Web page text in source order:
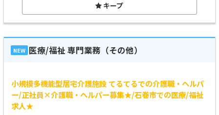
キープ
NEW 医療/福祉 専門業務（その他）
小規模多機能型居宅介護施設 てるてるでの介護職・ヘルパ
ー/正社員×介護職・ヘルパー募集★/石巻市での医療/福祉
求人★